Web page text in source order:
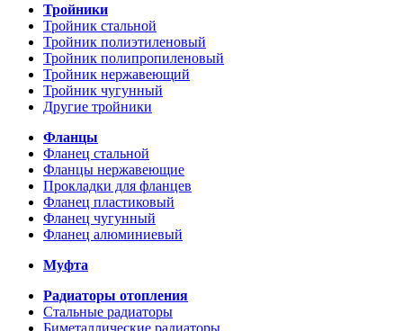
Тройники
Тройник стальной
Тройник полиэтиленовый
Тройник полипропиленовый
Тройник нержавеющий
Тройник чугунный
Другие тройники
Фланцы
Фланец стальной
Фланцы нержавеющие
Прокладки для фланцев
Фланец пластиковый
Фланец чугунный
Фланец алюминиевый
Муфта
Радиаторы отопления
Стальные радиаторы
Биметаллические радиаторы